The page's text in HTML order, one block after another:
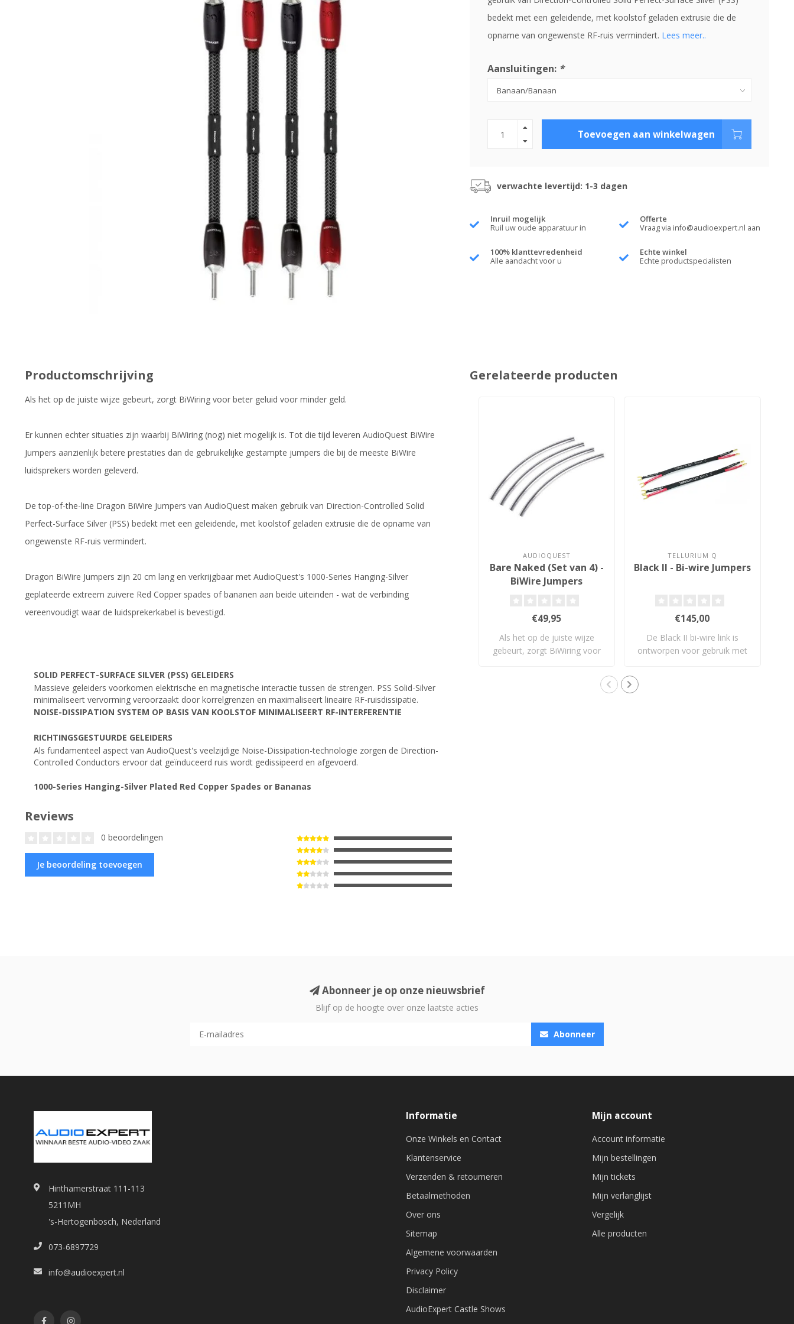
bedekt met een geleidende, met koolstof geladen extrusie die de
opname van ongewenste RF-ruis vermindert. Lees meer..
Aansluitingen: *
Toevoegen aan winkelwagen
verwachte levertijd: 1-3 dagen
Inruil mogelijk
Ruil uw oude apparatuur in
Offerte
Vraag via info@audioexpert.nl aan
100% klanttevredenheid
Alle aandacht voor u
Echte winkel
Echte productspecialisten
Productomschrijving
Als het op de juiste wijze gebeurt, zorgt BiWiring voor beter geluid voor minder geld.
Er kunnen echter situaties zijn waarbij BiWiring (nog) niet mogelijk is. Tot die tijd leveren AudioQuest BiWire
Jumpers aanzienlijk betere prestaties dan de gebruikelijke gestampte jumpers die bij de meeste BiWire
luidsprekers worden geleverd.
De top-of-the-line Dragon BiWire Jumpers van AudioQuest maken gebruik van Direction-Controlled Solid
Perfect-Surface Silver (PSS) bedekt met een geleidende, met koolstof geladen extrusie die de opname van
ongewenste RF-ruis vermindert.
Dragon BiWire Jumpers zijn 20 cm lang en verkrijgbaar met AudioQuest's 1000-Series Hanging-Silver
geplateerde extreem zuivere Red Copper spades of bananen aan beide uiteinden - wat de verbinding
vereenvoudigt waar de luidsprekerkabel is bevestigd.
SOLID PERFECT-SURFACE SILVER (PSS) GELEIDERS
Massieve geleiders voorkomen elektrische en magnetische interactie tussen de strengen. PSS Solid-Silver
minimaliseert vervorming veroorzaakt door korrelgrenzen en maximaliseert lineaire RF-ruisdissipatie.
NOISE-DISSIPATION SYSTEM OP BASIS VAN KOOLSTOF MINIMALISEERT RF-INTERFERENTIE
RICHTINGSGESTUURDE GELEIDERS
Als fundamenteel aspect van AudioQuest's veelzijdige Noise-Dissipation-technologie zorgen de Direction-
Controlled Conductors ervoor dat geïnduceerd ruis wordt gedissipeerd en afgevoerd.
1000-Series Hanging-Silver Plated Red Copper Spades or Bananas
Reviews
0 beoordelingen
Je beoordeling toevoegen
Gerelateerde producten
AUDIOQUEST
Bare Naked (Set van 4) -
BiWire Jumpers
€49,95
Als het op de juiste wijze
gebeurt, zorgt BiWiring voor
TELLURIUM Q
Black II - Bi-wire Jumpers
€145,00
De Black II bi-wire link is
ontworpen voor gebruik met
Abonneer je op onze nieuwsbrief
Blijf op de hoogte over onze laatste acties
Abonneer
Hinthamerstraat 111-113
5211MH
's-Hertogenbosch, Nederland
073-6897729
info@audioexpert.nl
Informatie
Onze Winkels en Contact
Klantenservice
Verzenden & retourneren
Betaalmethoden
Over ons
Sitemap
Algemene voorwaarden
Privacy Policy
Disclaimer
AudioExpert Castle Shows
Mijn account
Account informatie
Mijn bestellingen
Mijn tickets
Mijn verlanglijst
Vergelijk
Alle producten